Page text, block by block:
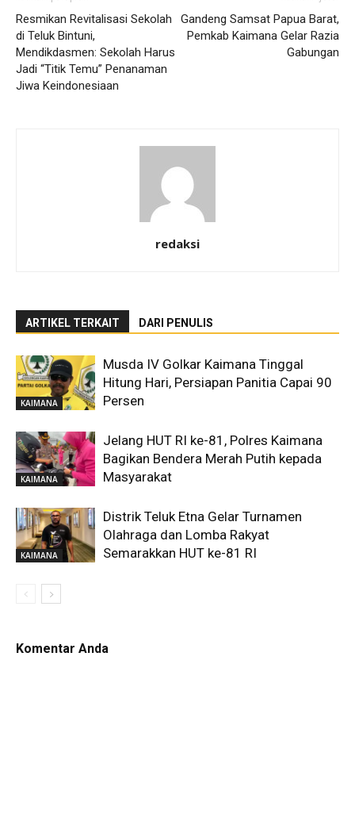
Resmikan Revitalisasi Sekolah
di Teluk Bintuni,
Mendikdasmen: Sekolah Harus
Jadi “Titik Temu” Penanaman
Jiwa Keindonesiaan
Gandeng Samsat Papua Barat,
Pemkab Kaimana Gelar Razia
Gabungan
redaksi
ARTIKEL TERKAIT DARI PENULIS
KAIMANA
Musda IV Golkar Kaimana Tinggal
Hitung Hari, Persiapan Panitia Capai 90
Persen
KAIMANA
Jelang HUT RI ke-81, Polres Kaimana
Bagikan Bendera Merah Putih kepada
Masyarakat
KAIMANA
Distrik Teluk Etna Gelar Turnamen
Olahraga dan Lomba Rakyat
Semarakkan HUT ke-81 RI
Komentar Anda